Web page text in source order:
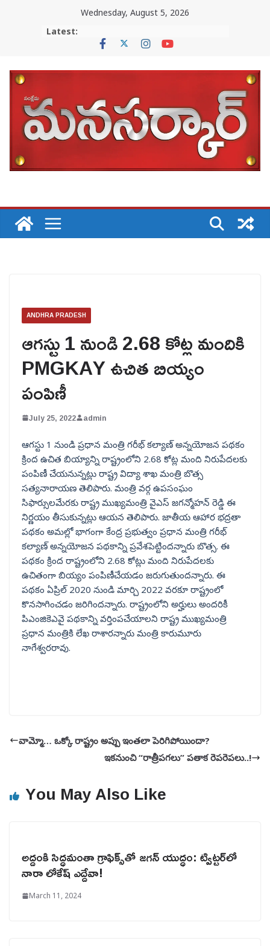
Wednesday, August 5, 2026
Latest:
ANDHRA PRADESH
ఆగస్టు 1 నుండి 2.68 కోట్ల మందికి
PMGKAY ఉచిత బియ్యం
పంపిణీ
July 25, 2022 admin
ఆగస్టు 1 నుండి ప్రధాన మంత్రి గరీభ్ కల్యాణ్ అన్నయోజన పథకం
క్రింద ఉచిత బియ్యాన్ని రాష్ట్రంలోని 2.68 కోట్ల మంది నిరుపేదలకు
పంపిణీ చేయనున్నట్లు రాష్ట్ర విద్యా శాఖ మంత్రి బొత్స
సత్యనారాయణ తెలిపారు. మంత్రి వర్గ ఉపసంఘం
సిఫార్సులమేరకు రాష్ట్ర ముఖ్యమంత్రి వైఎస్ జగన్మోహన్ రెడ్డి ఈ
నిర్ణయం తీసుకున్నట్లు ఆయన తెలిపారు. జాతీయ ఆహార భద్రతా
పథకం అమల్లో భాగంగా కేంద్ర ప్రభుత్వం ప్రధాన మంత్రి గరీభ్
కల్యాణ్ అన్నయోజన పథకాన్ని ప్రవేశపెట్టిందన్నారు బొత్స. ఈ
పథకం క్రింద రాష్ట్రంలోని 2.68 కోట్లు మంది నిరుపేదలకు
ఉచితంగా బియ్యం పంపిణీచేయడం జరుగుతుందన్నారు. ఈ
పథకం ఏప్రిల్ 2020 నుండి మార్చి 2022 వరకూ రాష్ట్రంలో
కొనసాగించడం జరిగిందన్నారు. రాష్ట్రంలోని అర్హులు అందరికీ
పిఎంజికెఎవై పథకాన్ని వర్తింపచేయాలని రాష్ట్ర ముఖ్యమంత్రి
ప్రధాన మంత్రికి లేఖ రాశారన్నారు మంత్రి కారుమూరు
నాగేశ్వరరావు.
వామ్మో… ఒక్కో రాష్ట్రం అప్పు ఇంతలా పెరిగిపోయిందా?
ఇకనుంచి “రాత్రీపగలు” పతాక రెపరెపలు..!
You May Also Like
అద్దంకి సిద్ధమంతా గ్రాఫిక్స్‌తో జగన్ యుద్ధం: ట్విట్టర్‌లో
నారా లోకేష్ ఎద్దేవా!
March 11, 2024